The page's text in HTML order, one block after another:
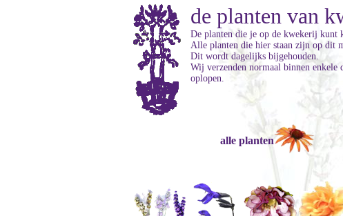
de planten van
De planten die je op de kwekerij kunt
Alle planten die hier staan zijn op dit
Dit wordt dagelijks bijgehouden.
Wij verzenden normaal binnen enkele
oplopen.
alle planten